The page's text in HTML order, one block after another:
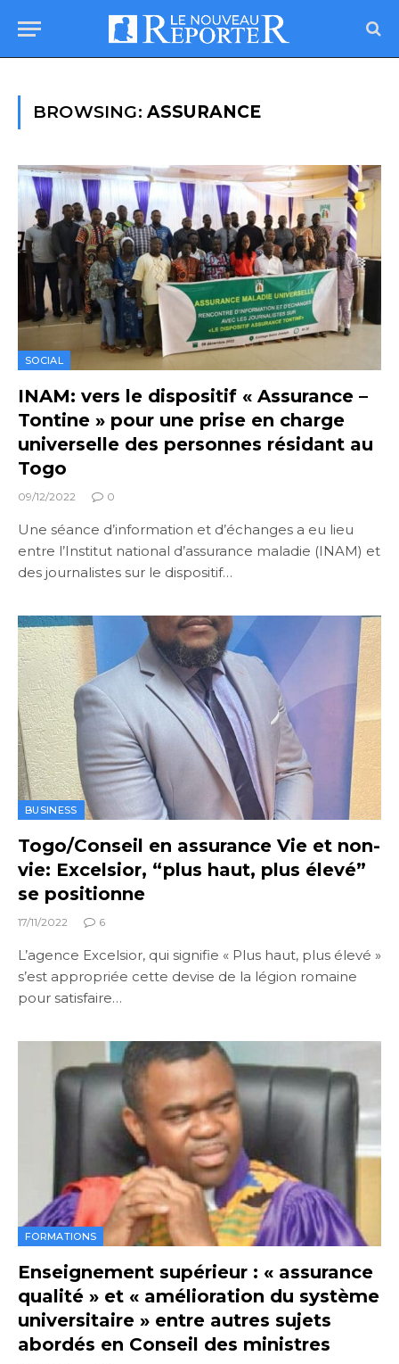
BROWSING: ASSURANCE
SOCIAL
INAM: vers le dispositif « Assurance –
Tontine » pour une prise en charge
universelle des personnes résidant au
Togo
09/12/2022 0
Une séance d’information et d’échanges a eu lieu
entre l’Institut national d’assurance maladie (INAM) et
des journalistes sur le dispositif…
BUSINESS
Togo/Conseil en assurance Vie et non-
vie: Excelsior, “plus haut, plus élevé”
se positionne
17/11/2022 6
L’agence Excelsior, qui signifie « Plus haut, plus élevé »
s’est appropriée cette devise de la légion romaine
pour satisfaire…
FORMATIONS
Enseignement supérieur : « assurance
qualité » et « amélioration du système
universitaire » entre autres sujets
abordés en Conseil des ministres